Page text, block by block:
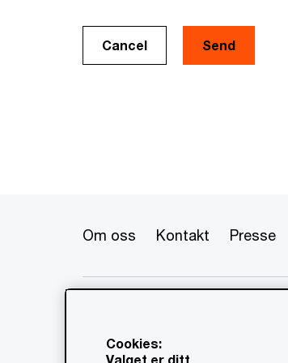
Cancel
Om oss Kontakt Presse
© 2020 - 2026
Cookies:
Valget er ditt